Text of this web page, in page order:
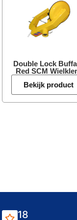
Double Lock
Red SCM
Bekijk product
18